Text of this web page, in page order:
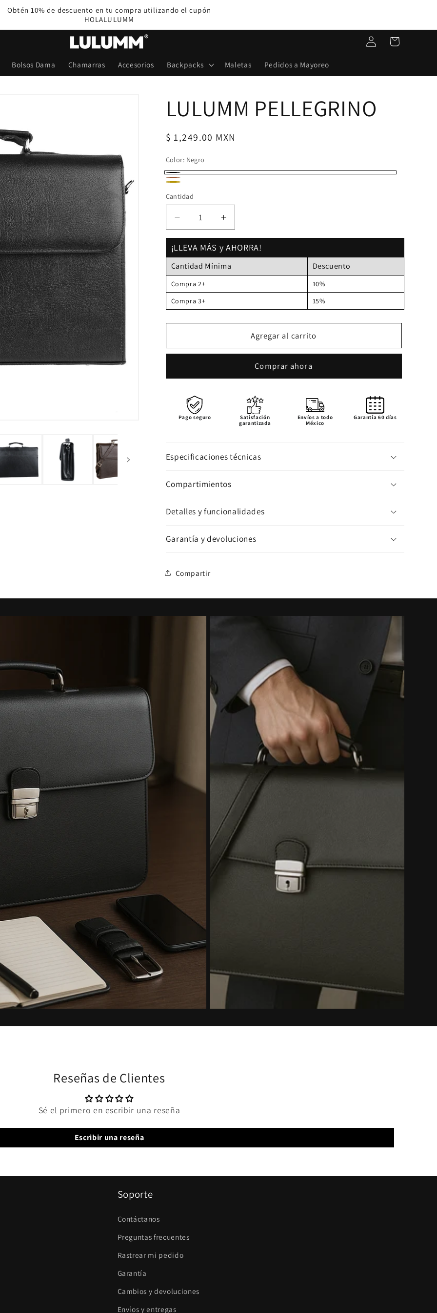
Obtén 10% de descuento en tu compra utilizando el cupón
HOLALULUMM
Bolsos Dama Chamarras Accesorios Backpacks Maletas Pedidos a Mayoreo
Iniciar
sesión
Carrito
LULUMM PELLEGRINO
Precio
$ 1,249.00 MXN
Color: Negro
Negro
Brown
Cantidad
Reducir
cantidad
para
LULUMM
PELLEGRINO
Aumentar
cantidad
para
LULUMM
PELLEGRINO
¡LLEVA MÁS y AHORRA!
Cantidad Mínima Descuento
Compra 2+
10%
Compra 3+
15%
Agregar al carrito
Comprar ahora
Pago seguro
Satisfación
garantizada
Envíos a todo
México
Garantía 60 días
Especificaciones técnicas
Compartimientos
Detalles y funcionalidades
Garantía y devoluciones
Compartir
Reseñas de Clientes
Sé el primero en escribir una reseña
Escribir una reseña
Soporte
Contáctanos
Preguntas frecuentes
Rastrear mi pedido
Garantía
Cambios y devoluciones
Envíos y entregas